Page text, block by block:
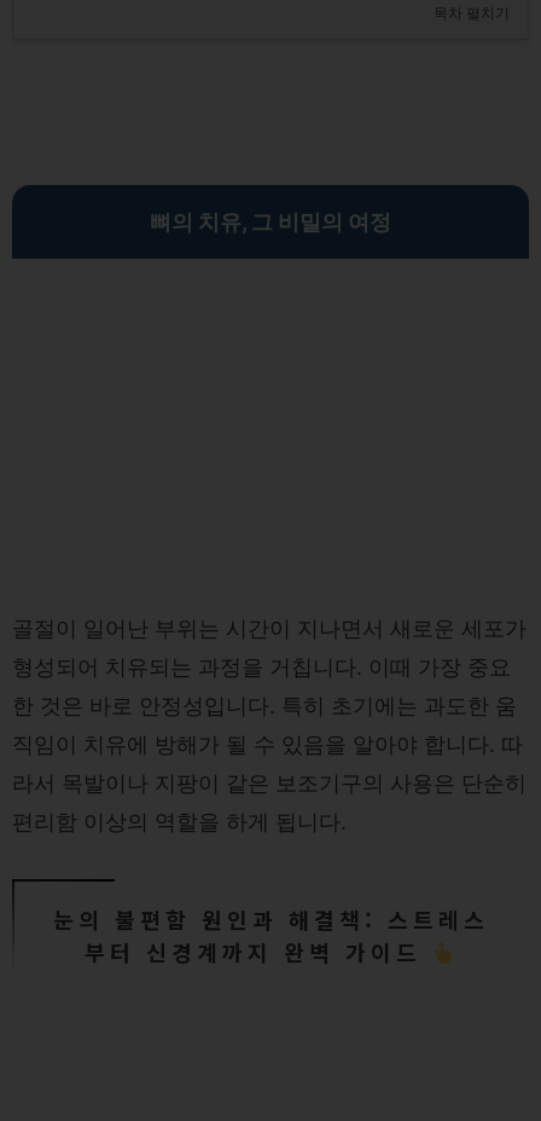
목차 펼치기
뼈의 치유, 그 비밀의 여정
골절이 일어난 부위는 시간이 지나면서 새로운 세포가
형성되어 치유되는 과정을 거칩니다. 이때 가장 중요
한 것은 바로 안정성입니다. 특히 초기에는 과도한 움
직임이 치유에 방해가 될 수 있음을 알아야 합니다. 따
라서 목발이나 지팡이 같은 보조기구의 사용은 단순히
편리함 이상의 역할을 하게 됩니다.
눈의 불편함 원인과 해결책: 스트레스
부터 신경계까지 완벽 가이드